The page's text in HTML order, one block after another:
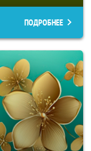
ПОДРОБНЕЕ